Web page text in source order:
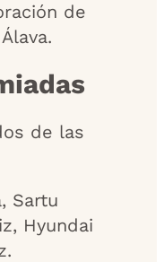
de
de las
Sartu
Hyundai